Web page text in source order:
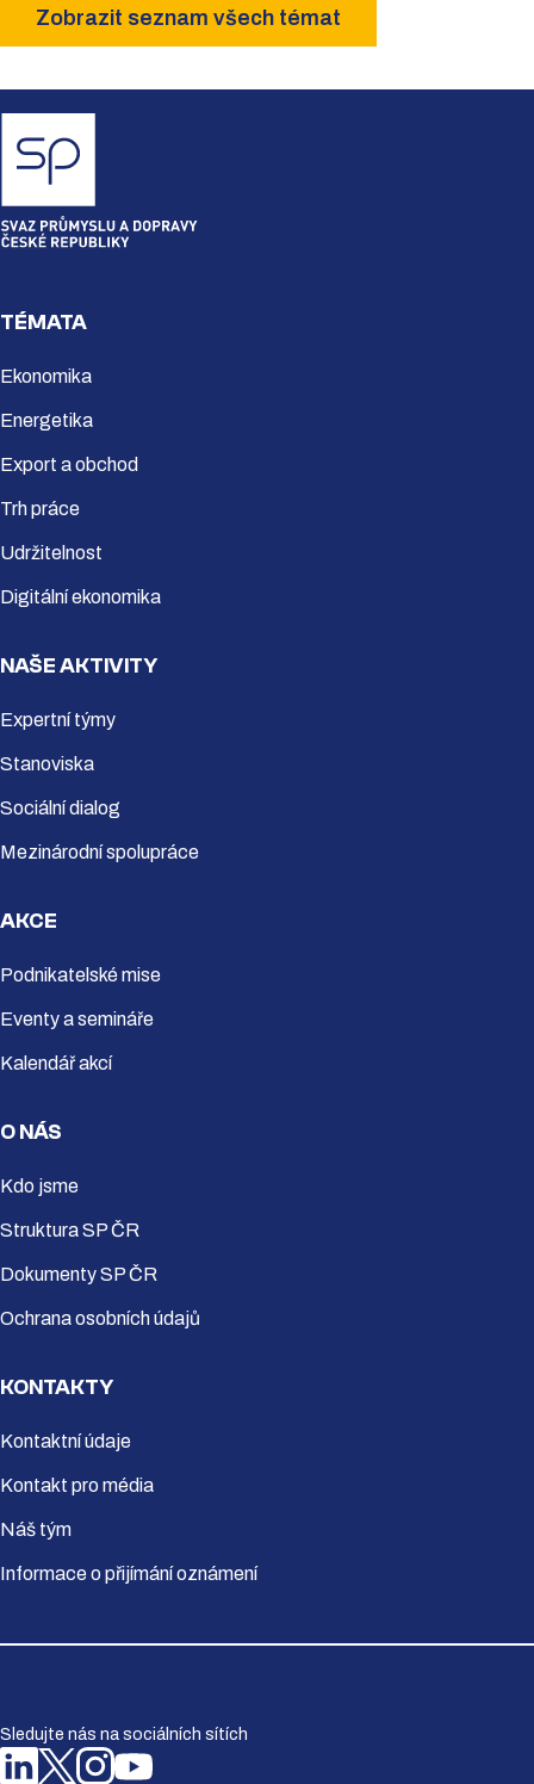
Zobrazit seznam všech témat
TÉMATA
Ekonomika
Energetika
Export a obchod
Trh práce
Udržitelnost
Digitální ekonomika
NAŠE AKTIVITY
Expertní týmy
Stanoviska
Sociální dialog
Mezinárodní spolupráce
AKCE
Podnikatelské mise
Eventy a semináře
Kalendář akcí
O NÁS
Kdo jsme
Struktura SP ČR
Dokumenty SP ČR
Ochrana osobních údajů
KONTAKTY
Kontaktní údaje
Kontakt pro média
Náš tým
Informace o přijímání oznámení
Sledujte nás na sociálních sítích